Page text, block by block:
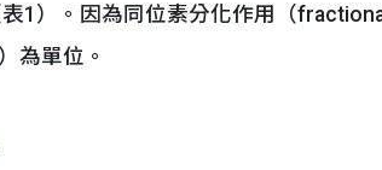
1）。因為同位素分化作用（
為單位。